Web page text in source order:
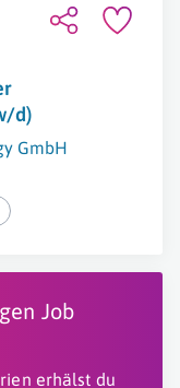
d)
GmbH
Job
erhälst du